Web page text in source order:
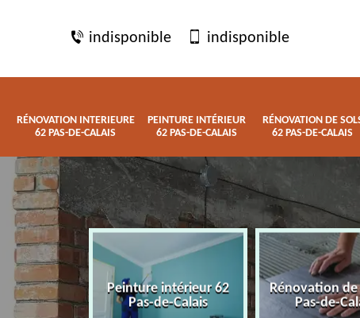
indisponible indisponible
RÉNOVATION INTERIEURE
62 PAS-DE-CALAIS
PEINTURE INTÉRIEUR
62 PAS-DE-CALAIS
RÉNOVATION DE
62 PAS-DE-CALAIS
interieure
Calais
Peinture intérieur 62
Pas-de-Calais
Rénovation de
Pas-de-